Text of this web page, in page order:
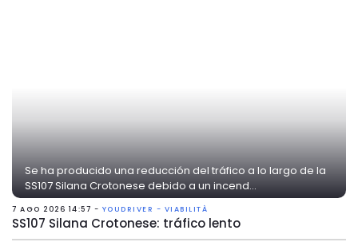
Se ha producido una reducción del tráfico a lo largo de la
SS107 Silana Crotonese debido a un incend...
7 AGO 2026 14:57 - YOUDRIVER - VIABILITÀ
SS107 Silana Crotonese: tráfico lento